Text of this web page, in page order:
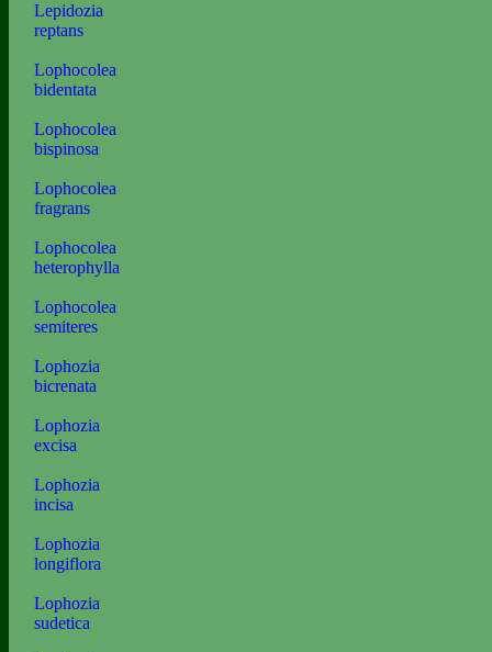
Lepidozia
reptans
Lophocolea
bidentata
Lophocolea
bispinosa
Lophocolea
fragrans
Lophocolea
heterophylla
Lophocolea
semiteres
Lophozia
bicrenata
Lophozia
excisa
Lophozia
incisa
Lophozia
longiflora
Lophozia
sudetica